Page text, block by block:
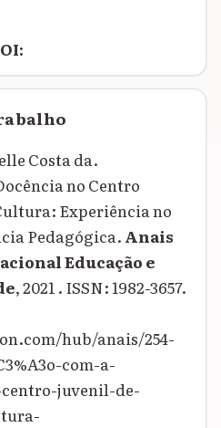
Costa da.
no Centro
Experiência no
Pedagógica. Anais
Educação e
, 2021 . ISSN: 1982-3657.
hub/anais/254-
com-a-
centro-juvenil-de-